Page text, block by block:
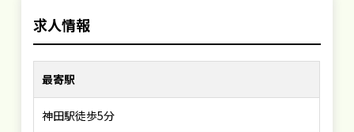
求人情報
最寄駅
神田駅徒歩5分